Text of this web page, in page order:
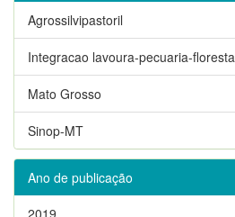
Agrossilvipastoril
Integracao lavoura-pecuaria-floresta
Mato Grosso
Sinop-MT
Ano de publicação
2019